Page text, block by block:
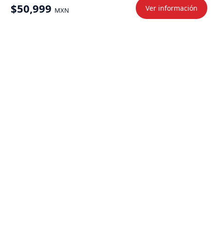
$50,999 MXN Ver información